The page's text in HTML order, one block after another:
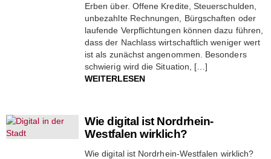
Erben über. Offene Kredite, Steuerschulden,
unbezahlte Rechnungen, Bürgschaften oder
laufende Verpflichtungen können dazu führen,
dass der Nachlass wirtschaftlich weniger wert
ist als zunächst angenommen. Besonders
schwierig wird die Situation, […]
WEITERLESEN
Wie digital ist Nordrhein-
Westfalen wirklich?
Wie digital ist Nordrhein-Westfalen wirklich?